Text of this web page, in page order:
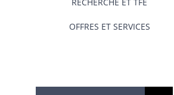
OFFRES ET SERVICES